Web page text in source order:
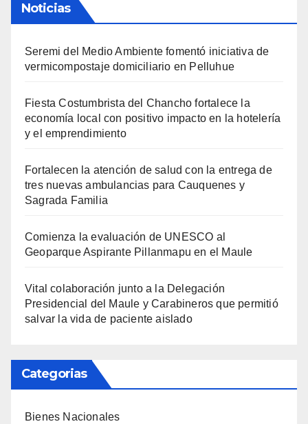
Noticias
Seremi del Medio Ambiente fomentó iniciativa de
vermicompostaje domiciliario en Pelluhue
Fiesta Costumbrista del Chancho fortalece la
economía local con positivo impacto en la hotelería
y el emprendimiento
Fortalecen la atención de salud con la entrega de
tres nuevas ambulancias para Cauquenes y
Sagrada Familia
Comienza la evaluación de UNESCO al
Geoparque Aspirante Pillanmapu en el Maule
Vital colaboración junto a la Delegación
Presidencial del Maule y Carabineros que permitió
salvar la vida de paciente aislado
Categorias
Bienes Nacionales